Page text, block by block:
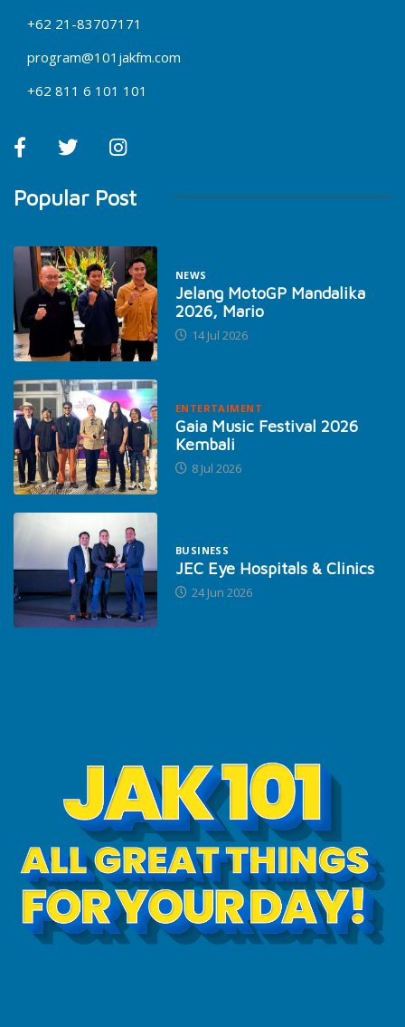
+62 21-83707171
program@101jakfm.com
+62 811 6 101 101
Popular Post
NEWS
Jelang MotoGP Mandalika
2026, Mario
14 Jul 2026
ENTERTAIMENT
Gaia Music Festival 2026
Kembali
8 Jul 2026
BUSINESS
JEC Eye Hospitals & Clinics
24 Jun 2026